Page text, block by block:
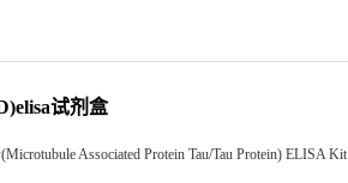
试剂盒
Associated Protein Tau/Tau Protein) ELISA Kit